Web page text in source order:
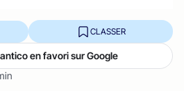
CLASSER
en favori sur Google